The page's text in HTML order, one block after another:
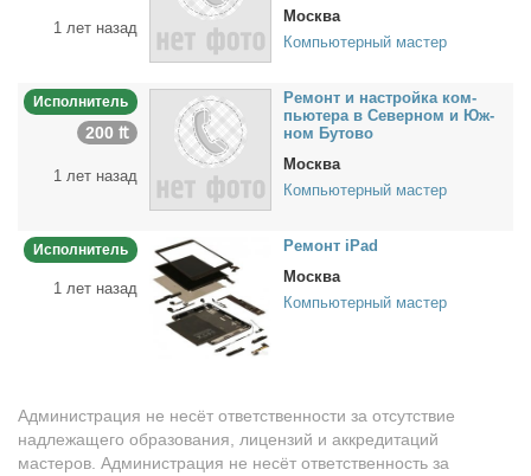
1 лет назад
Москва
Компьютерный мастер
Исполнитель
200 ₶
1 лет назад
Ре­монт и на­строй­ка ком­
пью­те­ра в Се­вер­ном и Юж­
ном Бу­то­во
Москва
Компьютерный мастер
Исполнитель
1 лет назад
Ре­монт iPad
Москва
Компьютерный мастер
Администрация не несёт ответственности за отсутствие
надлежащего образования, лицензий и аккредитаций
мастеров. Администрация не несёт ответственность за